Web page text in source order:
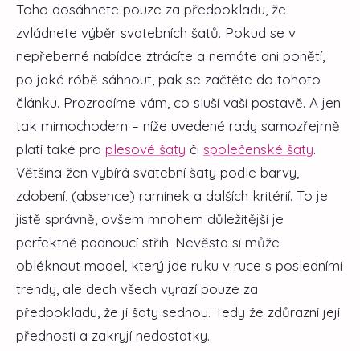
Toho dosáhnete pouze za předpokladu, že
zvládnete výběr svatebních šatů. Pokud se v
nepřeberné nabídce ztrácíte a nemáte ani ponětí,
po jaké róbě sáhnout, pak se začtěte do tohoto
článku. Prozradíme vám, co sluší vaší postavě. A jen
tak mimochodem – níže uvedené rady samozřejmě
platí také pro plesové šaty či společenské šaty.
Většina žen vybírá svatební šaty podle barvy,
zdobení, (absence) ramínek a dalších kritérií. To je
jistě správně, ovšem mnohem důležitější je
perfektně padnoucí střih. Nevěsta si může
obléknout model, který jde ruku v ruce s posledními
trendy, ale dech všech vyrazí pouze za
předpokladu, že jí šaty sednou. Tedy že zdůrazní její
přednosti a zakryjí nedostatky.